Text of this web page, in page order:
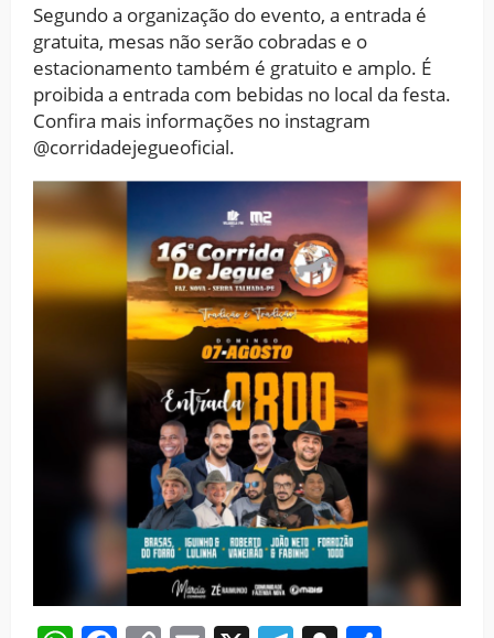
Segundo a organização do evento, a entrada é
gratuita, mesas não serão cobradas e o
estacionamento também é gratuito e amplo. É
proibida a entrada com bebidas no local da festa.
Confira mais informações no instagram
@corridadejegueoficial.